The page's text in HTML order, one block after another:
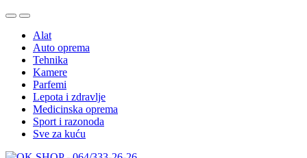
Alat
Auto oprema
Tehnika
Kamere
Parfemi
Lepota i zdravlje
Medicinska oprema
Sport i razonoda
Sve za kuću